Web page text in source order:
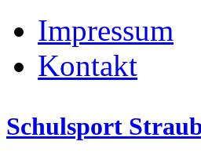
Impressum
Kontakt
Schulsport